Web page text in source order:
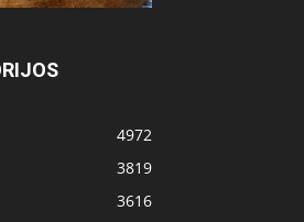
4972
3819
3616